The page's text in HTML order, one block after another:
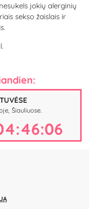
jokių alerginių
sekso žaislais ir
Šiauliuose.